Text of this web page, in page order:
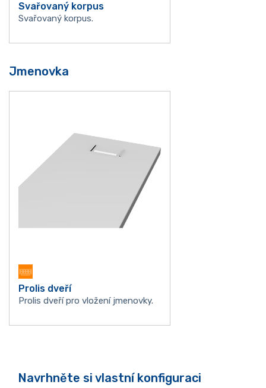
Svařovaný korpus
Svařovaný korpus.
Jmenovka
Prolis dveří
Prolis dveří pro vložení jmenovky.
Navrhněte si vlastní konfiguraci